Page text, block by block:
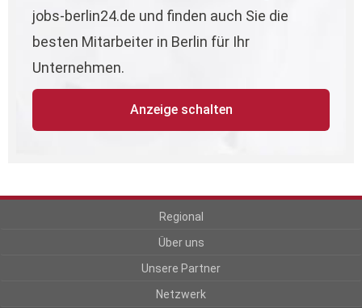
jobs-berlin24.de und finden auch Sie die
besten Mitarbeiter in Berlin für Ihr
Unternehmen.
Anzeige schalten
Regional
Über uns
Unsere Partner
Netzwerk